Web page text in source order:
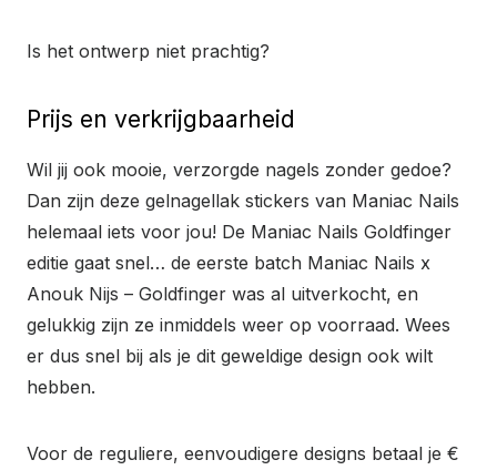
Is het ontwerp niet prachtig?
Prijs en verkrijgbaarheid
Wil jij ook mooie, verzorgde nagels zonder gedoe?
Dan zijn deze gelnagellak stickers van Maniac Nails
helemaal iets voor jou! De Maniac Nails Goldfinger
editie gaat snel… de eerste batch Maniac Nails x
Anouk Nijs – Goldfinger was al uitverkocht, en
gelukkig zijn ze inmiddels weer op voorraad. Wees
er dus snel bij als je dit geweldige design ook wilt
hebben.
Voor de reguliere, eenvoudigere designs betaal je €